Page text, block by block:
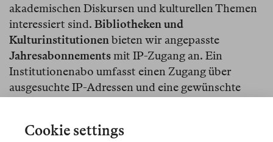
akademischen Diskursen und kulturellen Themen
interessiert sind. Bibliotheken und
Kulturinstitutionenbieten wir angepasste
Jahresabonnementsmit IP-Zugang an. Ein
Institutionenabo umfasst einen Zugang über
ausgesuchte IP-Adressen und eine gewünschte
Institution. Viele Institutionen führen uns schon:
Cookie settings